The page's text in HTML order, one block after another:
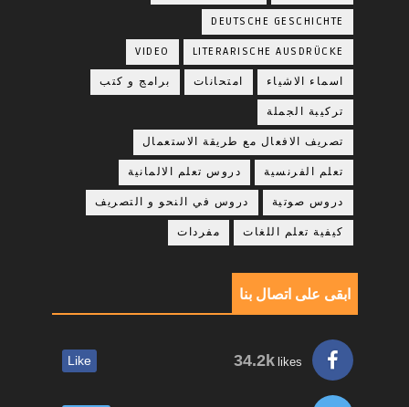
DEUTSCHE GESCHICHTE
LITERARISCHE AUSDRÜCKE
VIDEO
اسماء الاشياء امتحانات برامج و كتب
تركيبة الجملة
تصريف الافعال مع طريقة الاستعمال
تعلم الفرنسية دروس تعلم الالمانية
دروس صوتية دروس في النحو و التصريف
كيفية تعلم اللغات مفردات
ابقى على اتصال بنا
34.2k likes
Like